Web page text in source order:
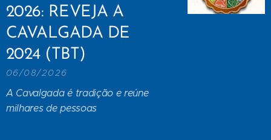
2026: REVEJA A
CAVALGADA DE
2024 (TBT)
06/08/2026
A Cavalgada é tradição e reúne
milhares de pessoas